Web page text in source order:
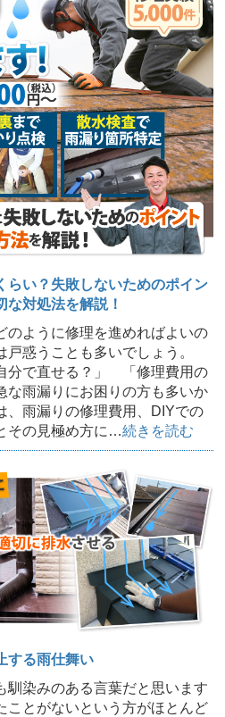
らい？失敗しないためのポイン
な対処法を解説！
ように修理を進めればよいの
戸惑うことも多いでしょう。
分で直せる？」 「修理費用の
雨漏りにお困りの方も多いか
、雨漏りの修理費用、DIYでの
その見極め方に…続きを読む
する雨仕舞い
染みのある言葉だと思います
ことがないという方がほとんど